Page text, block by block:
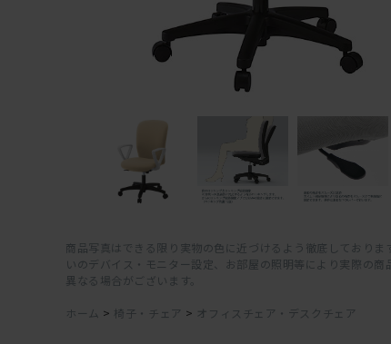
商品写真はできる限り実物の色に近づけるよう徹底しておりま
いのデバイス・モニター設定、お部屋の照明等により実際の商
異なる場合がございます。
ホーム > 椅子・チェア > オフィスチェア・デスクチェア